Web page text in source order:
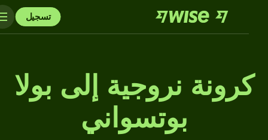
تسجيل
كرونة نروجية إلى بولا
بوتسواني